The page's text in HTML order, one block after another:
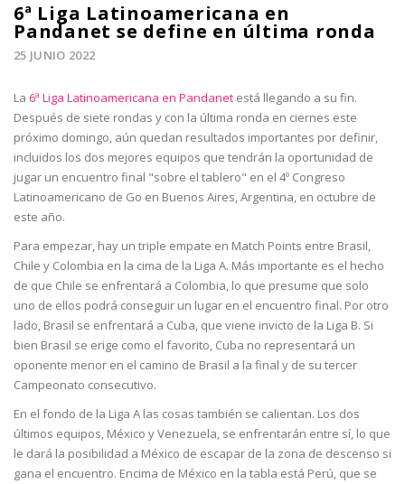
6ª Liga Latinoamericana en
Pandanet se define en última ronda
25 JUNIO 2022
La 6ª Liga Latinoamericana en Pandanet está llegando a su fin.
Después de siete rondas y con la última ronda en ciernes este
próximo domingo, aún quedan resultados importantes por definir,
incluidos los dos mejores equipos que tendrán la oportunidad de
jugar un encuentro final "sobre el tablero" en el 4º Congreso
Latinoamericano de Go en Buenos Aires, Argentina, en octubre de
este año.
Para empezar, hay un triple empate en Match Points entre Brasil,
Chile y Colombia en la cima de la Liga A. Más importante es el hecho
de que Chile se enfrentará a Colombia, lo que presume que solo
uno de ellos podrá conseguir un lugar en el encuentro final. Por otro
lado, Brasil se enfrentará a Cuba, que viene invicto de la Liga B. Si
bien Brasil se erige como el favorito, Cuba no representará un
oponente menor en el camino de Brasil a la final y de su tercer
Campeonato consecutivo.
En el fondo de la Liga A las cosas también se calientan. Los dos
últimos equipos, México y Venezuela, se enfrentarán entre sí, lo que
le dará la posibilidad a México de escapar de la zona de descenso si
gana el encuentro. Encima de México en la tabla está Perú, que se